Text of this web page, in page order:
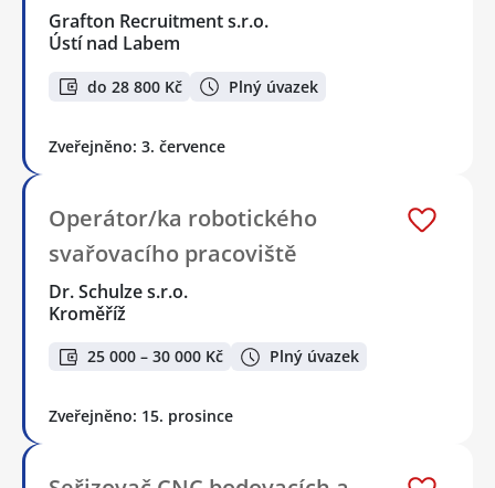
Grafton Recruitment s.r.o.
Ústí nad Labem
do 28 800 Kč Plný úvazek
Zveřejněno: 3. července
Operátor/ka robotického
svařovacího pracoviště
Dr. Schulze s.r.o.
Kroměříž
25 000 – 30 000 Kč Plný úvazek
Zveřejněno: 15. prosince